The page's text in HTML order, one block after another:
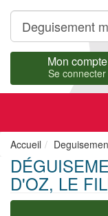
Mon compte
Se connecter
Accueil
D'OZ, LE